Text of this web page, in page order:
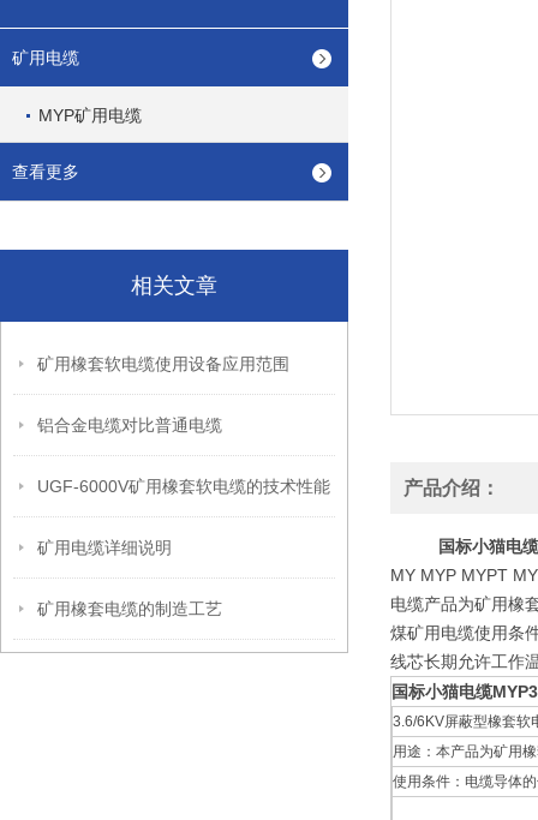
矿用电缆
MYP矿用电缆
查看更多
相关文章
矿用橡套软电缆使用设备应用范围
铝合金电缆对比普通电缆
UGF-6000V矿用橡套软电缆的技术性能
矿用电缆详细说明
矿用橡套电缆的制造工艺
产品介绍：
国标小猫电
MY MYP MYPT
电缆产品为矿用橡
煤矿用电缆使用条
线芯长期允许工作
国标小猫电缆
3.6/6KV屏蔽型橡套软
用途：本产品为矿用
使用条件：电缆导体